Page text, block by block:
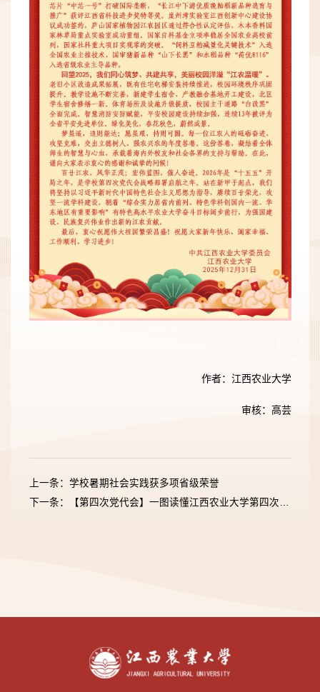
作者：江西农业大学
审核：高芸
上一条：学校暑期社会实践获多项省级荣誉
下一条：【第四次党代会】一图读懂江西农业大学第四次党员代表大会报告